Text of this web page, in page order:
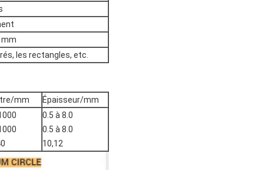
mm
les rectangles, etc.
mm
Épaisseur/mm
0.5 à 8.0
0.5 à 8.0
10,12